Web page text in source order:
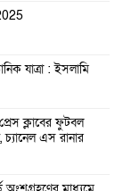
যাত্রা : ইসলামি
ক্লাবের ফুটবল
চ্যানেল এস রানার